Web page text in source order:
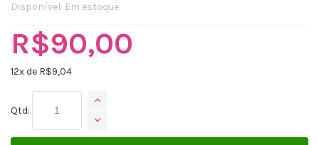
Disponível: Em estoque
R$90,00
12x de R$9,04
Qtd: